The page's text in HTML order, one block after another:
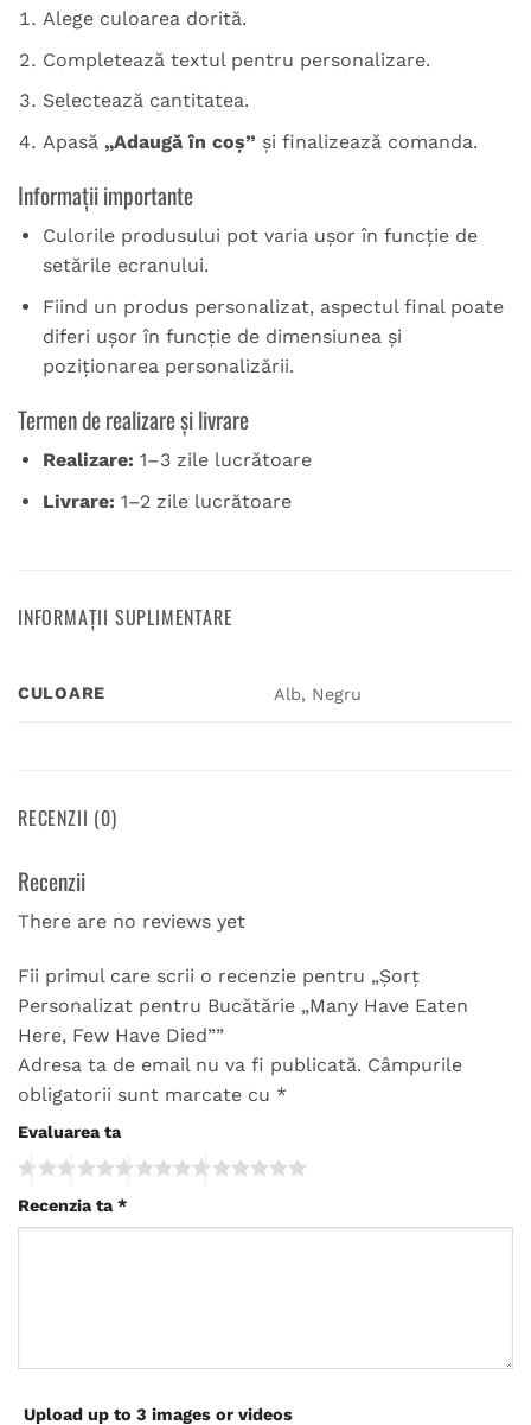
Alege culoarea dorită.
Completează textul pentru personalizare.
Selectează cantitatea.
Apasă „Adaugă în coș” și finalizează comanda.
Informații importante
Culorile produsului pot varia ușor în funcție de
setările ecranului.
Fiind un produs personalizat, aspectul final poate
diferi ușor în funcție de dimensiunea și
poziționarea personalizării.
Termen de realizare și livrare
Realizare: 1–3 zile lucrătoare
Livrare: 1–2 zile lucrătoare
INFORMAȚII SUPLIMENTARE
CULOARE Alb, Negru
RECENZII (0)
Recenzii
There are no reviews yet
Fii primul care scrii o recenzie pentru „Șorț
Personalizat pentru Bucătărie „Many Have Eaten
Here, Few Have Died””
Adresa ta de email nu va fi publicată. Câmpurile
obligatorii sunt marcate cu *
Evaluarea ta
Recenzia ta *
Upload up to 3 images or videos